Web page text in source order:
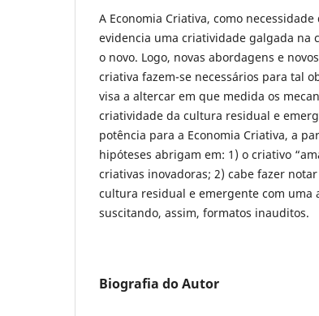
A Economia Criativa, como
evidencia uma criatividade galgada na
o novo. Logo, novas abordagens e
criativa fazem-se necessários para tal
visa a altercar em que medida os
criatividade da cultura residual e
potência para a Economia Criativa, a
hipóteses abrigam em: 1) o criativo
criativas inovadoras; 2) cabe fazer
cultura residual e emergente com
suscitando, assim, formatos inauditos.
Biografia do Autor